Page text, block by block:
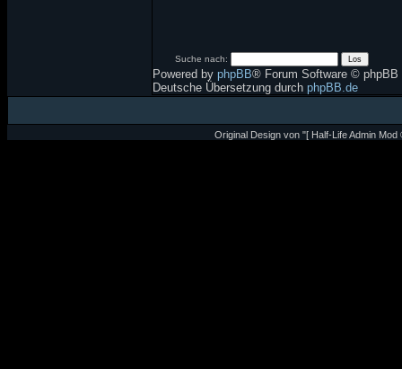
Suche nach:
Powered by phpBB® Forum Software © phpBB
Deutsche Übersetzung durch phpBB.de
Original Design von "[ Half-Life Admin